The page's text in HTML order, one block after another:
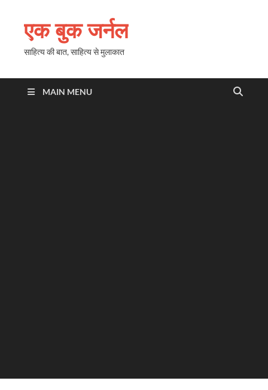
एक बुक जर्नल
साहित्य की बात, साहित्य से मुलाकात
MAIN MENU